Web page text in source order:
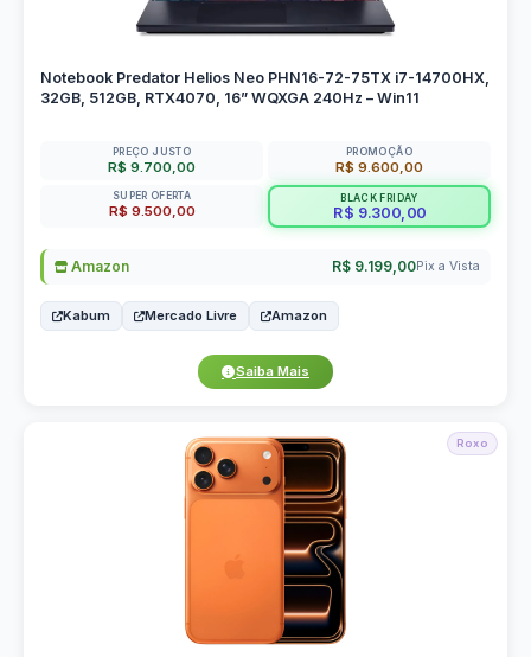
Notebook Predator Helios Neo PHN16-72-75TX i7-14700HX,
32GB, 512GB, RTX4070, 16” WQXGA 240Hz – Win11
PREÇO JUSTO
R$ 9.700,00
PROMOÇÃO
R$ 9.600,00
SUPER OFERTA
R$ 9.500,00
BLACK FRIDAY
R$ 9.300,00
Amazon R$ 9.199,00Pix a Vista
Kabum Mercado Livre Amazon
Saiba Mais
Roxo